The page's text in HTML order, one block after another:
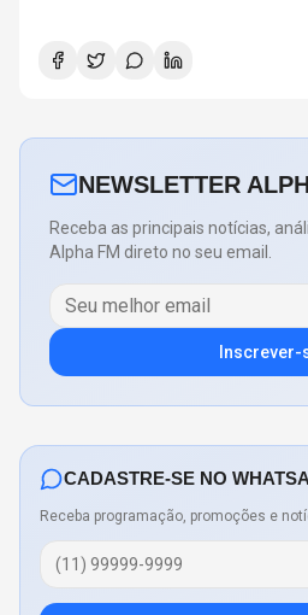
NEWSLETTER
Receba as principais notícias,
Alpha FM direto no seu email.
Inscrever-
CADASTRE-SE NO
Receba programação, promoções e